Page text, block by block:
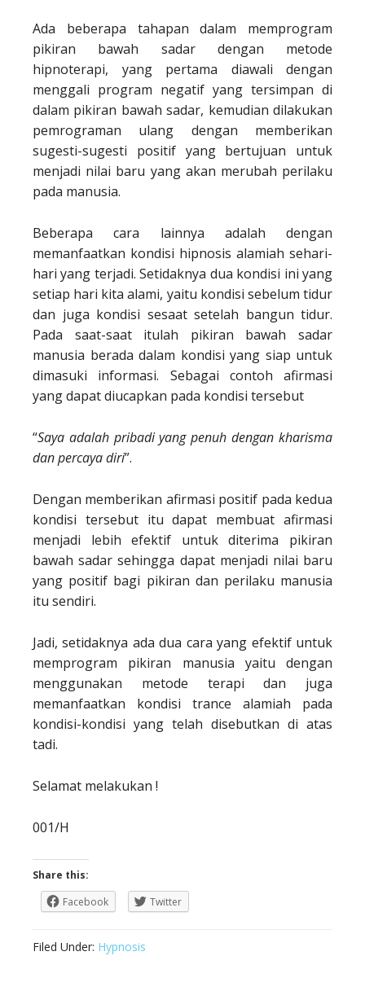
Ada beberapa tahapan dalam memprogram
pikiran bawah sadar dengan metode
hipnoterapi, yang pertama diawali dengan
menggali program negatif yang tersimpan di
dalam pikiran bawah sadar, kemudian dilakukan
pemrograman ulang dengan memberikan
sugesti-sugesti positif yang bertujuan untuk
menjadi nilai baru yang akan merubah perilaku
pada manusia.
Beberapa cara lainnya adalah dengan
memanfaatkan kondisi hipnosis alamiah sehari-
hari yang terjadi. Setidaknya dua kondisi ini yang
setiap hari kita alami, yaitu kondisi sebelum tidur
dan juga kondisi sesaat setelah bangun tidur.
Pada saat-saat itulah pikiran bawah sadar
manusia berada dalam kondisi yang siap untuk
dimasuki informasi. Sebagai contoh afirmasi
yang dapat diucapkan pada kondisi tersebut
“Saya adalah pribadi yang penuh dengan kharisma
dan percaya diri”.
Dengan memberikan afirmasi positif pada kedua
kondisi tersebut itu dapat membuat afirmasi
menjadi lebih efektif untuk diterima pikiran
bawah sadar sehingga dapat menjadi nilai baru
yang positif bagi pikiran dan perilaku manusia
itu sendiri.
Jadi, setidaknya ada dua cara yang efektif untuk
memprogram pikiran manusia yaitu dengan
menggunakan metode terapi dan juga
memanfaatkan kondisi trance alamiah pada
kondisi-kondisi yang telah disebutkan di atas
tadi.
Selamat melakukan !
001/H
Share this:
Facebook
Twitter
Filed Under: Hypnosis